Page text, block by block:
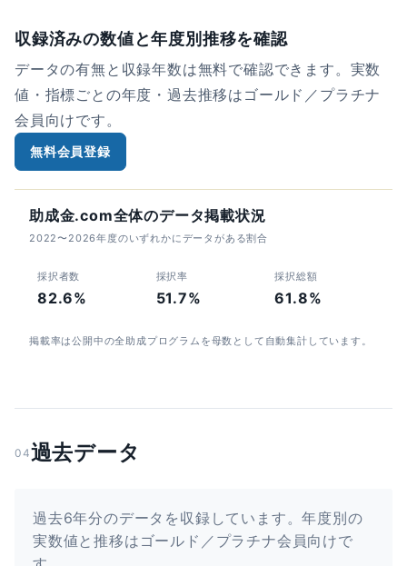
収録済みの数値と年度別推移を確認
データの有無と収録年数は無料で確認できます。実数
値・指標ごとの年度・過去推移はゴールド／プラチナ
会員向けです。
無料会員登録
助成金.com全体のデータ掲載状況
2022〜2026年度のいずれかにデータがある割合
採択者数
82.6%
採択率
51.7%
採択総額
61.8%
掲載率は公開中の全助成プログラムを母数として自動集計しています。
04過去データ
過去6年分のデータを収録しています。年度別の
実数値と推移はゴールド／プラチナ会員向けで